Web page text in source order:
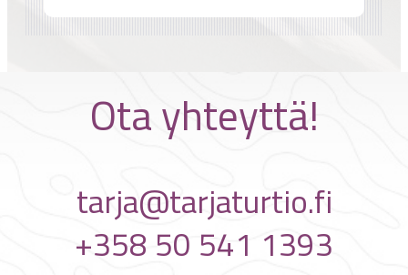
Ota yhteyttä!
tarja@tarjaturtio.fi
+358 50 541 1393